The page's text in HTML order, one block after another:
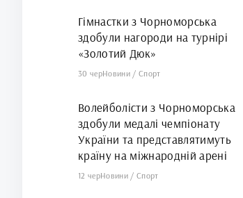
Гімнастки з Чорноморська
здобули нагороди на турнірі
«Золотий Дюк»
30 черНовини /Спорт
Волейболісти з Чорноморська
здобули медалі чемпіонату
України та представлятимуть
країну на міжнародній арені
12 черНовини /Спорт